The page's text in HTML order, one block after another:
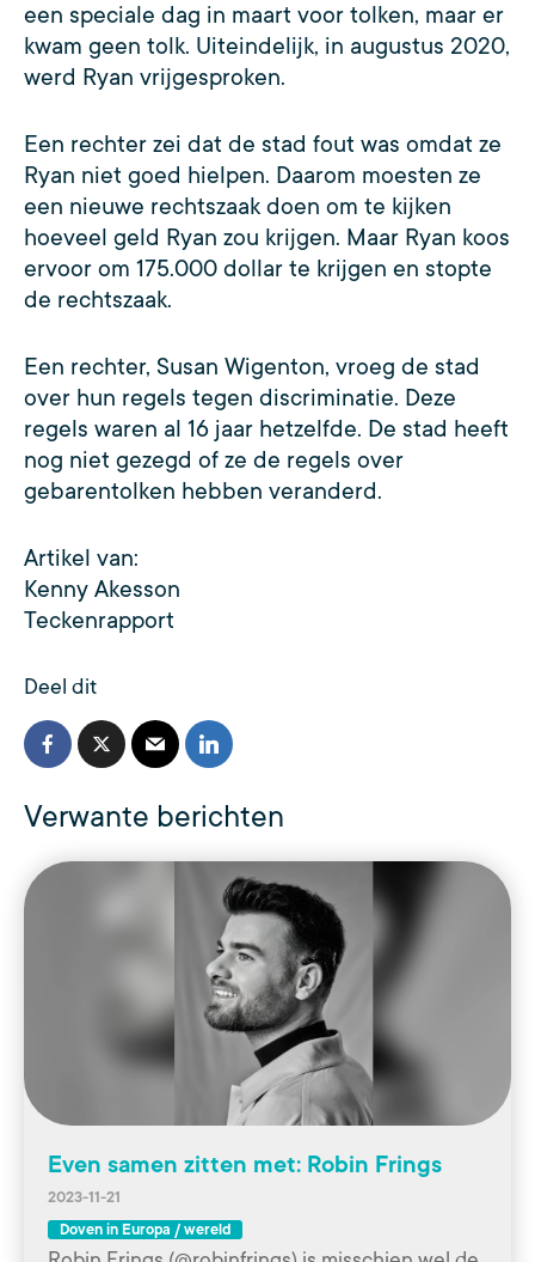
een speciale dag in maart voor tolken, maar er
kwam geen tolk. Uiteindelijk, in augustus 2020,
werd Ryan vrijgesproken.
Een rechter zei dat de stad fout was omdat ze
Ryan niet goed hielpen. Daarom moesten ze
een nieuwe rechtszaak doen om te kijken
hoeveel geld Ryan zou krijgen. Maar Ryan koos
ervoor om 175.000 dollar te krijgen en stopte
de rechtszaak.
Een rechter, Susan Wigenton, vroeg de stad
over hun regels tegen discriminatie. Deze
regels waren al 16 jaar hetzelfde. De stad heeft
nog niet gezegd of ze de regels over
gebarentolken hebben veranderd.
Artikel van:
Kenny Akesson
Teckenrapport
Deel dit
Verwante berichten
Even samen zitten met: Robin Frings
2023-11-21
Doven in Europa / wereld